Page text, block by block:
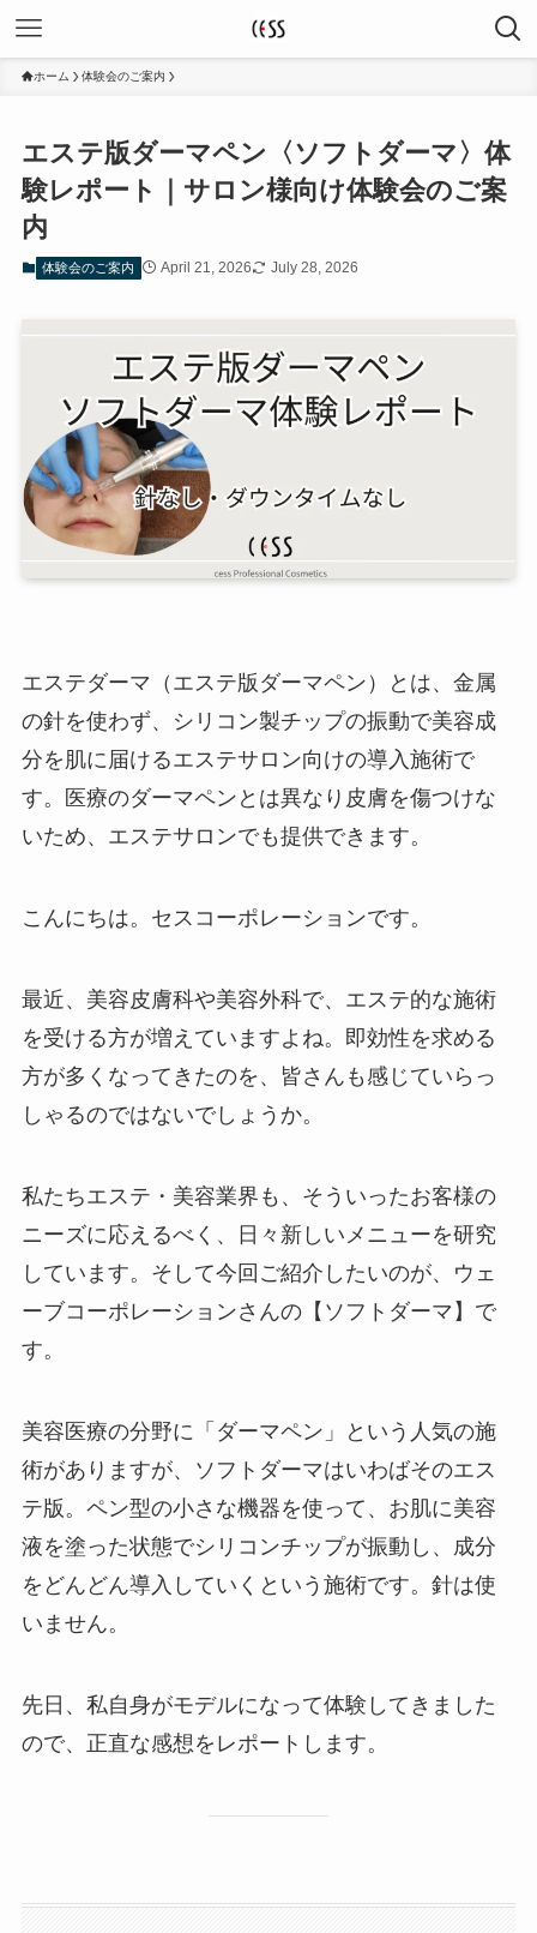
ホーム 体験会のご案内
エステ版ダーマペン〈ソフトダーマ〉体
験レポート｜サロン様向け体験会のご案
内
体験会のご案内 April 21, 2026 July 28, 2026
エステダーマ（エステ版ダーマペン）とは、金属
の針を使わず、シリコン製チップの振動で美容成
分を肌に届けるエステサロン向けの導入施術で
す。医療のダーマペンとは異なり皮膚を傷つけな
いため、エステサロンでも提供できます。
こんにちは。セスコーポレーションです。
最近、美容皮膚科や美容外科で、エステ的な施術
を受ける方が増えていますよね。即効性を求める
方が多くなってきたのを、皆さんも感じていらっ
しゃるのではないでしょうか。
私たちエステ・美容業界も、そういったお客様の
ニーズに応えるべく、日々新しいメニューを研究
しています。そして今回ご紹介したいのが、ウェ
ーブコーポレーションさんの【ソフトダーマ】で
す。
美容医療の分野に「ダーマペン」という人気の施
術がありますが、ソフトダーマはいわばそのエス
テ版。ペン型の小さな機器を使って、お肌に美容
液を塗った状態でシリコンチップが振動し、成分
をどんどん導入していくという施術です。針は使
いません。
先日、私自身がモデルになって体験してきました
ので、正直な感想をレポートします。